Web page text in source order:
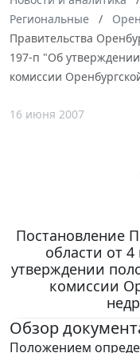
Региональные
Правительства
197-п "Об
комиссии
16 июня 2007
Постановление
области от
утверждении
комиссии
Обзор
Положением